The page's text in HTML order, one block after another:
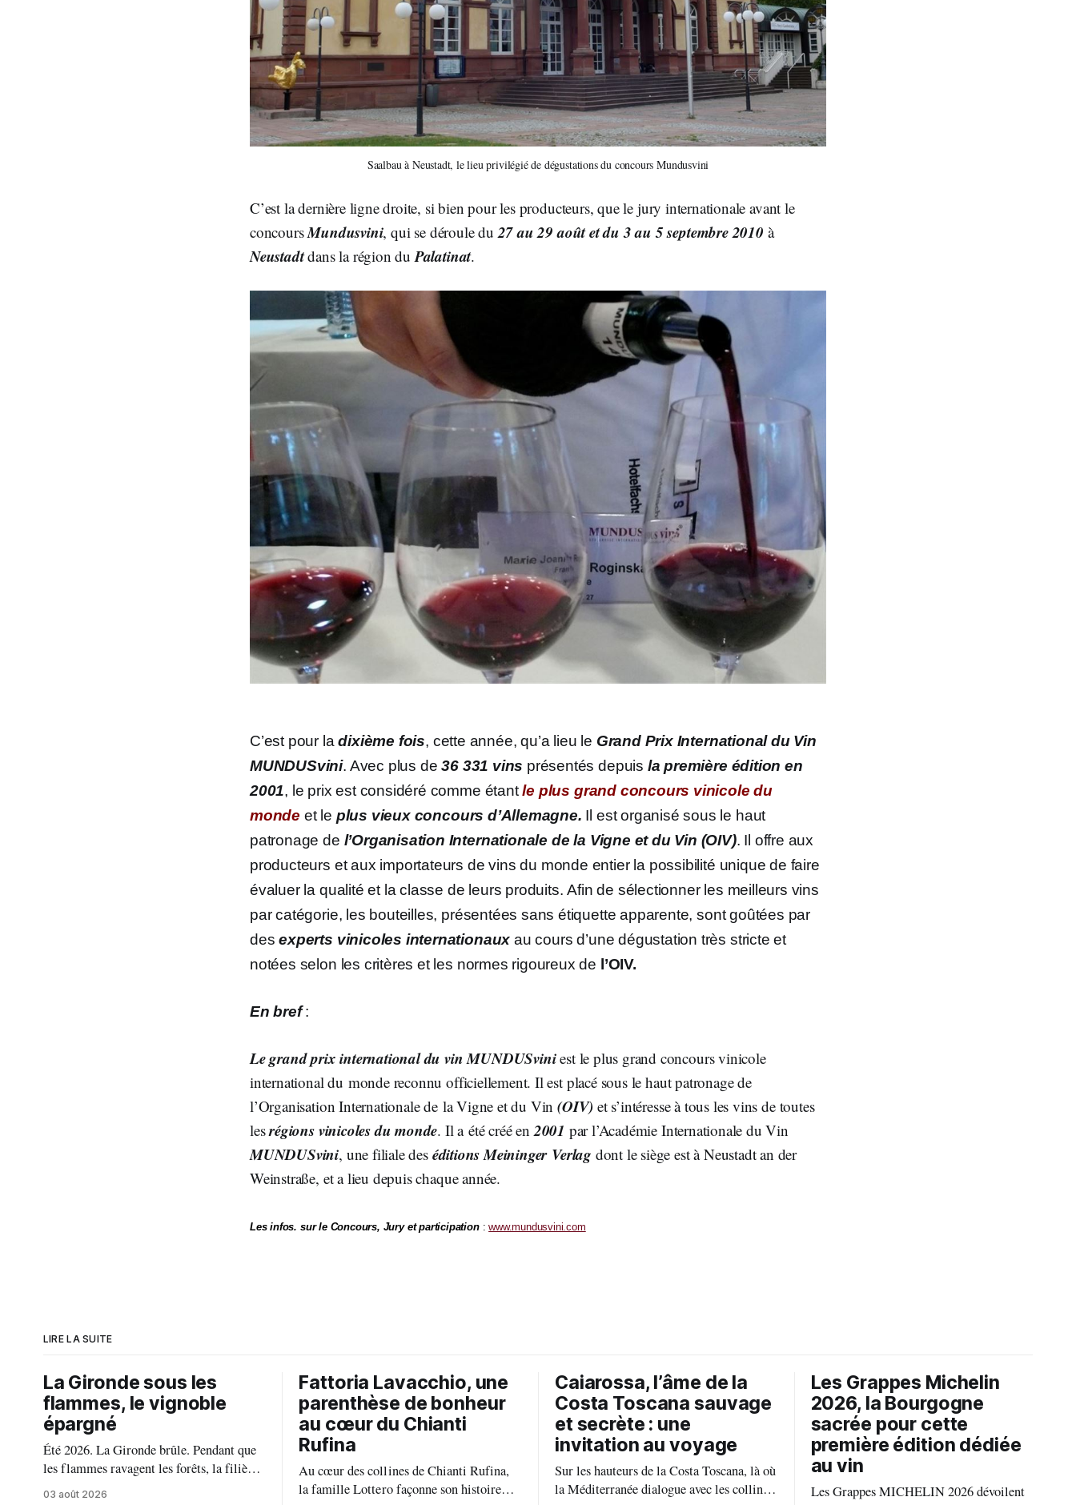
Saalbau à Neustadt, le lieu privilégié de dégustations du concours Mundusvini
C’est la dernière ligne droite, si bien pour les producteurs, que le jury internationale avant le
concoursMundusvini, qui se déroule du 27 au 29 août et du 3 au 5 septembre 2010 à
Neustadtdans la région du Palatinat.
C’est pour ladixième fois, cette année, qu’a lieu le Grand Prix International du Vin
MUNDUSvini. Avec plus de36 331 vins présentés depuis la première édition en
2001, le prix est considéré comme étantle plus grand concours vinicole du
monde et le plus vieux concours d’Allemagne. Il est organisé sous le haut
patronage de l’Organisation Internationale de la Vigne et du Vin (OIV). Il offre aux
producteurs et aux importateurs de vins du monde entier la possibilité unique de faire
évaluer la qualité et la classe de leurs produits. Afin de sélectionner les meilleurs vins
par catégorie, les bouteilles, présentées sans étiquette apparente, sont goûtées par
desexperts vinicoles internationaux au cours d’une dégustation très stricte et
notées selon les critères et les normes rigoureux de l’OIV.
En bref:
Legrand prix international du vin MUNDUSviniest le plus grand concours vinicole
international du monde reconnu officiellement. Il est placé sous le haut patronage de
l’Organisation Internationale de la Vigne et du Vin(OIV) et s’intéresse à tous les vins de toutes
lesrégions vinicoles du monde. Il a été créé en2001 par l’Académie Internationale du Vin
MUNDUSvini, une filiale des éditions Meininger Verlag dont le siège est à Neustadt an der
Weinstraße, et a lieu depuis chaque année.
Les infos. sur le Concours, Jury et participation:www.mundusvini.com
LIRE LA SUITE
La Gironde sous les
flammes, le vignoble
épargné
Été 2026. La Gironde brûle. Pendant que
les flammes ravagent les forêts, la filière
viticole bordelaise se mobilise, fait front
03 août 2026
Fattoria Lavacchio, une
parenthèse de bonheur
au cœur du Chianti
Rufina
Au cœur des collines de Chianti Rufina,
la famille Lottero façonne son histoire
Caiarossa, l’âme de la
Costa Toscana sauvage
et secrète : une
invitation au voyage
Sur les hauteurs de la Costa Toscana, là où
la Méditerranée dialogue avec les collines
Les Grappes Michelin
2026, la Bourgogne
sacrée pour cette
première édition dédiée
au vin
Les Grappes MICHELIN 2026 dévoilent